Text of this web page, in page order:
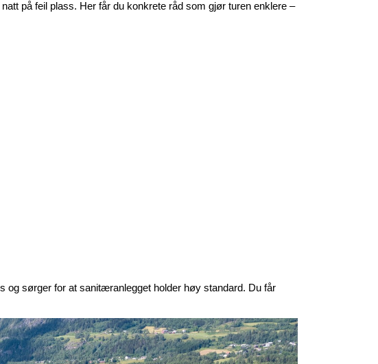
på feil plass. Her får du konkrete råd som gjør turen enklere –
og sørger for at sanitæranlegget holder høy standard. Du får